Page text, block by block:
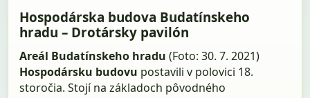
Hospodárska budova Budatínskeho
hradu – Drotársky pavilón
Areál Budatínskeho hradu (Foto: 30. 7. 2021)
Hospodársku budovu postavili v polovici 18.
storočia. Stojí na základoch pôvodného